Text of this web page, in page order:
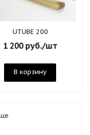
UTUBE 200
1 200руб./шт
В корзину